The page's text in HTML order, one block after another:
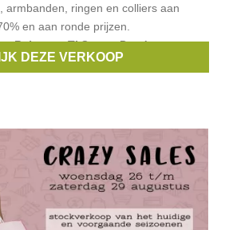
armbanden, ringen en colliers aan
en aan ronde prijzen.
,Rebecca,Ti Sento,Pandora,
DEZE VERKOOP